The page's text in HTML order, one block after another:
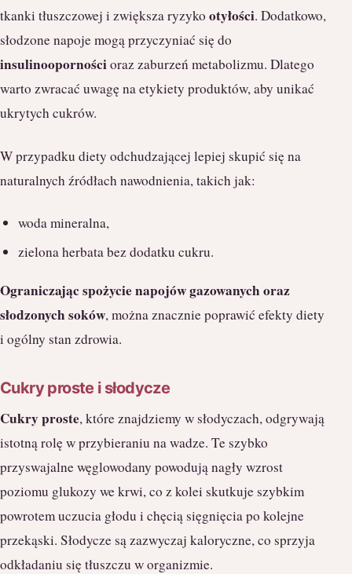
tkanki tłuszczowej i zwiększa ryzyko otyłości. Dodatkowo,
słodzone napoje mogą przyczyniać się do
insulinoopornościoraz zaburzeń metabolizmu. Dlatego
warto zwracać uwagę na etykiety produktów, aby unikać
ukrytych cukrów.
W przypadku diety odchudzającej lepiej skupić się na
naturalnych źródłach nawodnienia, takich jak:
woda mineralna,
zielona herbata bez dodatku cukru.
Ograniczając spożycie napojów gazowanych oraz
słodzonych soków, można znacznie poprawić efekty diety
i ogólny stan zdrowia.
Cukry proste i słodycze
Cukry proste, które znajdziemy w słodyczach, odgrywają
istotną rolę w przybieraniu na wadze. Te szybko
przyswajalne węglowodany powodują nagły wzrost
poziomu glukozy we krwi, co z kolei skutkuje szybkim
powrotem uczucia głodu i chęcią sięgnięcia po kolejne
przekąski. Słodycze są zazwyczaj kaloryczne, co sprzyja
odkładaniu się tłuszczu w organizmie.